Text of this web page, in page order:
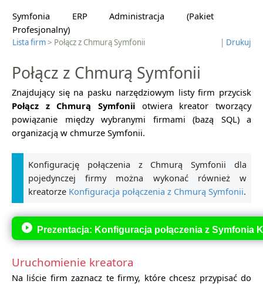
Symfonia ERP Administracja (Pakiet
Profesjonalny)
Lista firm> Połącz z Chmurą Symfonii | Drukuj
Połącz z Chmurą Symfonii
Znajdujący się na pasku narzędziowym listy firm przycisk
Połącz z Chmurą Symfonii otwiera kreator tworzący
powiązanie między wybranymi firmami (bazą SQL) a
organizacją w chmurze Symfonii.
Konfigurację połączenia z Chmurą Symfonii dla
pojedynczej firmy można wykonać również w
kreatorze Konfiguracja połączenia z Chmurą Symfonii.
Prezentacja: Konfiguracja połączenia z Symfonia
Uruchomienie kreatora
Na liście firm zaznacz te firmy, które chcesz przypisać do